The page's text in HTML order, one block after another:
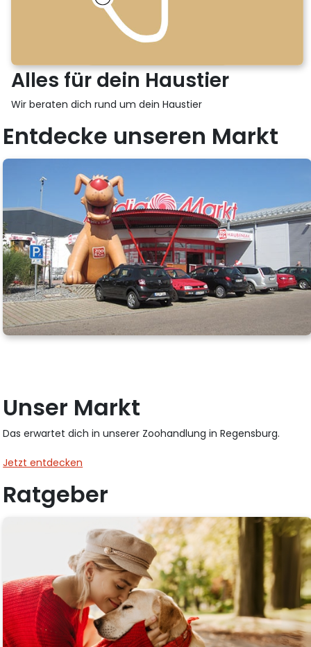
Alles für dein Haustier
Wir beraten dich rund um dein Haustier
Entdecke unseren Markt
Unser Markt
Das erwartet dich in unserer Zoohandlung in Regensburg.
Jetzt entdecken
Ratgeber